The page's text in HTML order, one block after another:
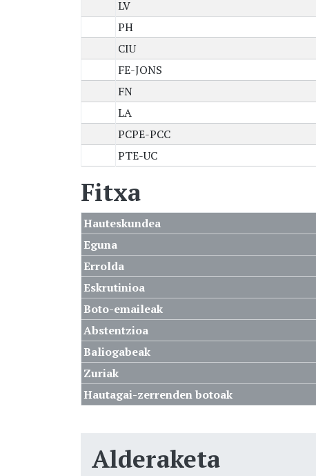
LV
PH
CIU
FE-JONS
FN
LA
PCPE-PCC
PTE-UC
Fitxa
Hauteskundea
Eguna
Errolda
Eskrutinioa
Boto-emaileak
Abstentzioa
Baliogabeak
Zuriak
Hautagai-zerrenden botoak
Alderaketa